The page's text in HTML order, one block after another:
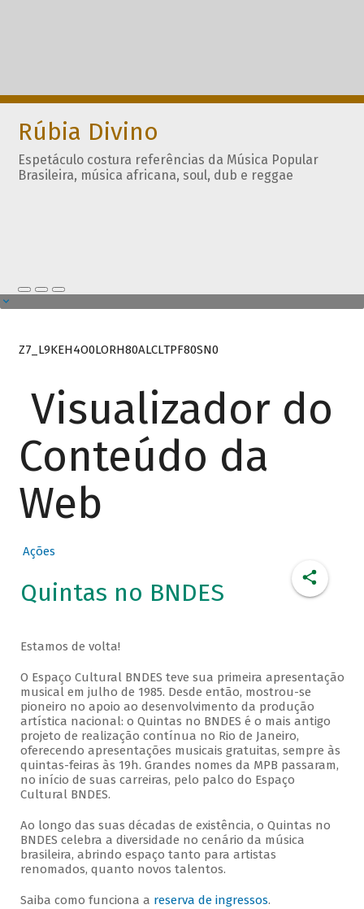
Rúbia Divino
Espetáculo costura referências da Música Popular
Brasileira, música africana, soul, dub e reggae
Z7_L9KEH4O0LORH80ALCLTPF80SN0
Visualizador do
Conteúdo da
Web
Ações
Quintas no BNDES
Estamos de volta!
O Espaço Cultural BNDES teve sua primeira apresentação
musical em julho de 1985. Desde então, mostrou-se
pioneiro no apoio ao desenvolvimento da produção
artística nacional: o Quintas no BNDES é o mais antigo
projeto de realização contínua no Rio de Janeiro,
oferecendo apresentações musicais gratuitas, sempre às
quintas-feiras às 19h. Grandes nomes da MPB passaram,
no início de suas carreiras, pelo palco do Espaço
Cultural BNDES.
Ao longo das suas décadas de existência, o Quintas no
BNDES celebra a diversidade no cenário da música
brasileira, abrindo espaço tanto para artistas
renomados, quanto novos talentos.
Saiba como funciona a reserva de ingressos.